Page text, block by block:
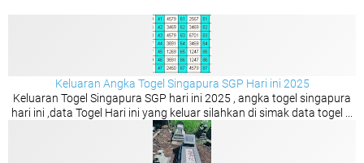
Keluaran Angka Togel Singapura SGP Hari ini 2025
Keluaran Togel Singapura SGP hari ini 2025 , angka togel singapura
hari ini ,data Togel Hari ini yang keluar silahkan di simak data togel ...